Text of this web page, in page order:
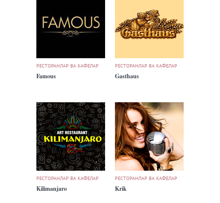
РЕСТОРАНЛАР ВА КАФЕЛАР
Famous
РЕСТОРАНЛАР ВА КАФЕЛАР
Gasthaus
РЕСТОРАНЛАР ВА КАФЕЛАР
Kilimanjaro
РЕСТОРАНЛАР ВА КАФЕЛАР
Krik